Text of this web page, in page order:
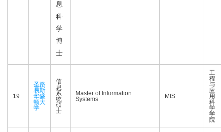
息
科
学
博
士
19
圣路
易斯
华盛
顿大
学
信
息
系
统
硕
士
Master of Information
Systems
MIS
工
程
与
应
用
科
学
学
院